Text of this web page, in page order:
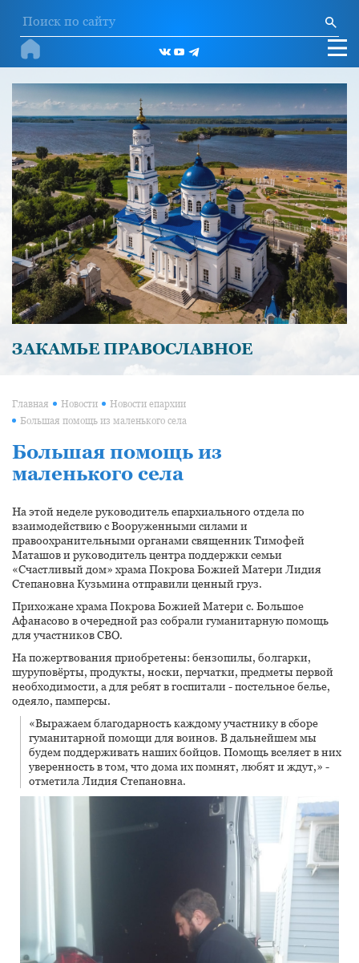
ЗАКАМЬЕ ПРАВОСЛАВНОЕ
Главная Новости
Новости епархии
Большая помощь из маленького села
Большая помощь из
маленького села
На этой неделе руководитель епархиального отдела по
взаимодействию с Вооруженными силами и
правоохранительными органами священник Тимофей
Маташов и руководитель центра поддержки семьи
«Счастливый дом» храма Покрова Божией Матери Лидия
Степановна Кузьмина отправили ценный груз.
Прихожане храма Покрова Божией Матери с. Большое
Афанасово в очередной раз собрали гуманитарную помощь
для участников СВО.
На пожертвования приобретены: бензопилы, болгарки,
шуруповёрты, продукты, носки, перчатки, предметы первой
необходимости, а для ребят в госпитали - постельное белье,
одеяло, памперсы.
«Выражаем благодарность каждому участнику в сборе
гуманитарной помощи для воинов. В дальнейшем мы
будем поддерживать наших бойцов. Помощь вселяет в них
уверенность в том, что дома их помнят, любят и ждут,» -
отметила Лидия Степановна.